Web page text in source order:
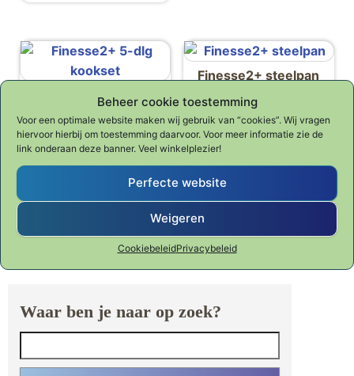
Beheer cookie toestemming
Voor een optimale website maken wij gebruik van “cookies”. Wij vragen
hiervoor hierbij om toestemming daarvoor. Voor meer informatie zie de
link onderaan deze banner. Veel winkelplezier!
Perfecte website
Weigeren
CookiebeleidPrivacybeleid
Finesse2+ 5-dlg
kookset
€499.00
Spring Finesse
Finesse2+ steelpan
€129.00
Spring Finesse
Waar ben je naar op zoek?